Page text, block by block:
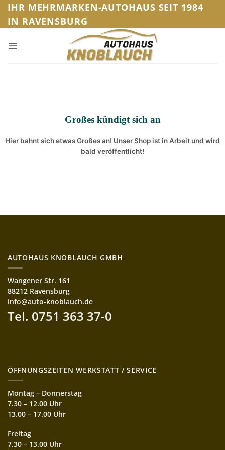
Zum
springen
IHR MEHRMARKEN-AUTOHAUS SEIT 1984
IN RAVENSBURG
Großes kündigt sich an
Hier bahnt sich etwas Großes an! Unser Shop ist in Arbeit und wird
bald veröffentlicht!
AUTOHAUS KNOBLAUCH GMBH
Wangener Str. 161
88212 Ravensburg
info@auto-knoblauch.de
Tel. 0751 363 37-0
ÖFFNUNGSZEITEN WERKSTATT / SERVICE
Montag – Donnerstag
7.30 – 12.00 Uhr
13.00 – 17.00 Uhr
Freitag
7.30 – 13.00 Uhr